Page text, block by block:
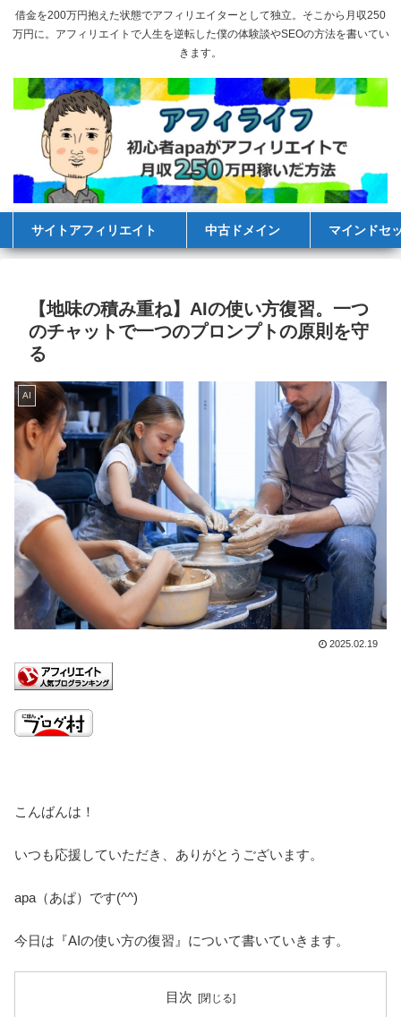
借金を200万円抱えた状態でアフィリエイターとして独立。そこから月収250
万円に。アフィリエイトで人生を逆転した僕の体験談やSEOの方法を書いてい
きます。
サイトアフィリエイト 中古ドメイン マインドセ
【地味の積み重ね】AIの使い方復習。一つ
のチャットで一つのプロンプトの原則を守
る
AI
2025.02.19
こんばんは！
いつも応援していただき、ありがとうございます。
apa（あぱ）です(^^)
今日は『AIの使い方の復習』について書いていきます。
目次